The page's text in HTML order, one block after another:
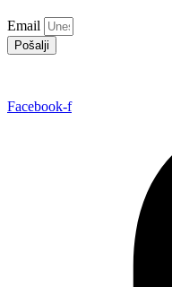
Email
Pošalji
Facebook-f